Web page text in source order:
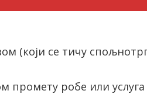
(који се тичу
робе или услуга